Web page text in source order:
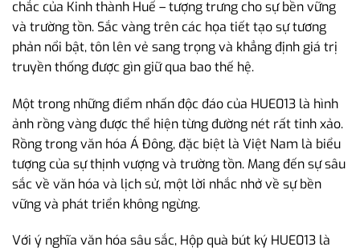
chắc của Kinh thành Huế – tượng trưng cho sự bền vững
và trường tồn. Sắc vàng trên các họa tiết tạo sự tương
phản nổi bật, tôn lên vẻ sang trọng và khẳng định giá trị
truyền thống được gìn giữ qua bao thế hệ.
Một trong những điểm nhấn độc đáo của HUE013 là hình
ảnh rồng vàng được thể hiện từng đường nét rất tinh xảo.
Rồng trong văn hóa Á Đông, đặc biệt là Việt Nam là biểu
tượng của sự thịnh vượng và trường tồn. Mang đến sự sâu
sắc về văn hóa và lịch sử, một lời nhắc nhở về sự bền
vững và phát triển không ngừng.
Với ý nghĩa văn hóa sâu sắc, Hộp quà bút ký HUE013 là